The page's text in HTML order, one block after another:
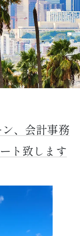
、会計事務
ト致します